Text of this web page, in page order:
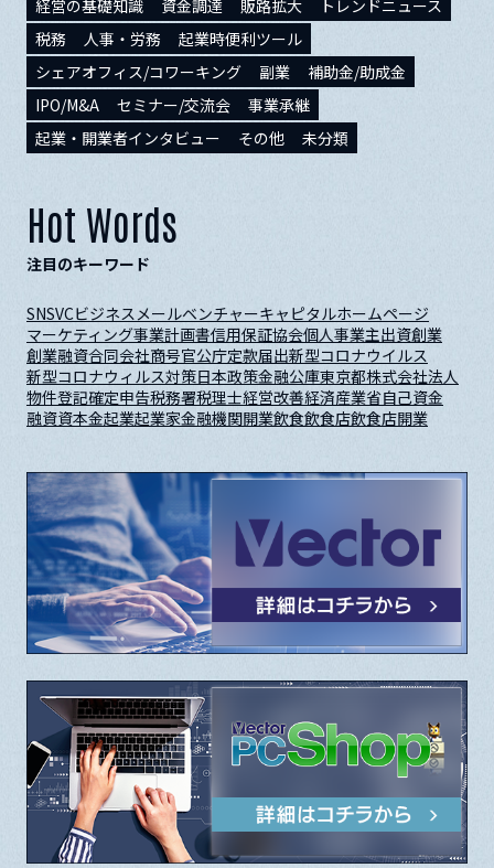
経営の基礎知識
資金調達 販路拡大
トレンドニュース
税務
人事・労務
起業時便利ツール
シェアオフィス/コワーキング
副業
補助金/助成金
IPO/M&A
セミナー/交流会
事業承継
起業・開業者インタビュー
その他 未分類
Hot Words
注目のキーワード
SNSVCビジネスメールベンチャーキャピタルホームページ
マーケティング事業計画書信用保証協会個人事業主出資創業
創業融資合同会社商号官公庁定款届出新型コロナウイルス
新型コロナウィルス対策日本政策金融公庫東京都株式会社法人
物件登記確定申告税務署税理士経営改善経済産業省自己資金
融資資本金起業起業家金融機関開業飲食飲食店飲食店開業